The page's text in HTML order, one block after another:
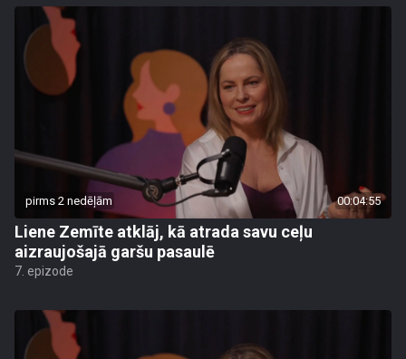
pirms 2 nedēļām 00:04:55
Liene Zemīte atklāj, kā atrada savu ceļu
aizraujošajā garšu pasaulē
7. epizode